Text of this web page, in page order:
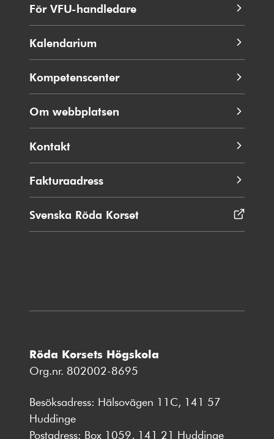
För VFU-handledare
Kalendarium
Kompetenscenter
Om webbplatsen
Kontakt
Fakturaadress
Svenska Röda Korset
i
Röda Korsets Högskola
Org.nr. 802002-8695
Besöksadress: Hälsovägen 11C, 141 57
Huddinge
Postadress: Box 1059, 141 21 Huddinge